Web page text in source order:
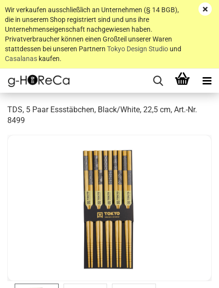
Wir verkaufen ausschließlich an Unternehmen (§ 14 BGB),
die in unserem Shop registriert sind und uns ihre
Unternehmenseigenschaft nachgewiesen haben.
Privatverbraucher können einen Großteil unserer Waren
stattdessen bei unseren Partnern Tokyo Design Studio und
Casalanas kaufen.
TDS, 5 Paar Essstäbchen, Black/White, 22,5 cm, Art.-Nr.
8499